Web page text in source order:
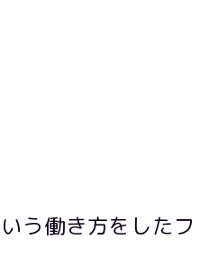
う働き方をしたフ